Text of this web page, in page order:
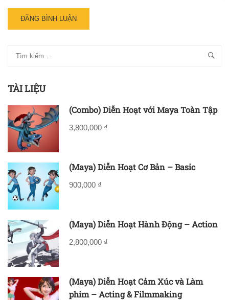
TÀI LIỆU
(Combo) Diễn Hoạt với Maya Toàn Tập
3,800,000 ₫
(Maya) Diễn Hoạt Cơ Bản – Basic
900,000 ₫
(Maya) Diễn Hoạt Hành Động – Action
2,800,000 ₫
(Maya) Diễn Hoạt Cảm Xúc và Làm
phim – Acting & Filmmaking